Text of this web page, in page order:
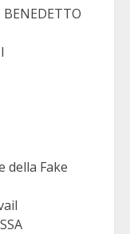
BENEDETTO
della Fake